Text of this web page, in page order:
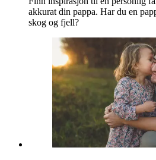
akkurat din pappa. Har du en
skog og fjell?